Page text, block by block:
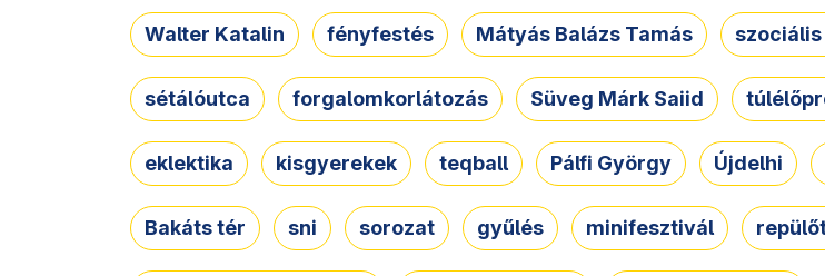
Walter Katalin fényfestés Mátyás Balázs Tamás
sétálóutca forgalomkorlátozás Süveg Márk Saiid
eklektika kisgyerekek teqball Pálfi György Újdelhi
Bakáts tér sni sorozat gyűlés minifesztivál